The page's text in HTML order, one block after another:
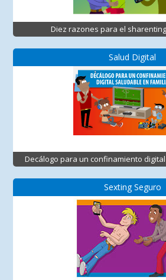
Diez razones para el
Salud Digital
Decálogo para un confinamiento
Sexting Seguro